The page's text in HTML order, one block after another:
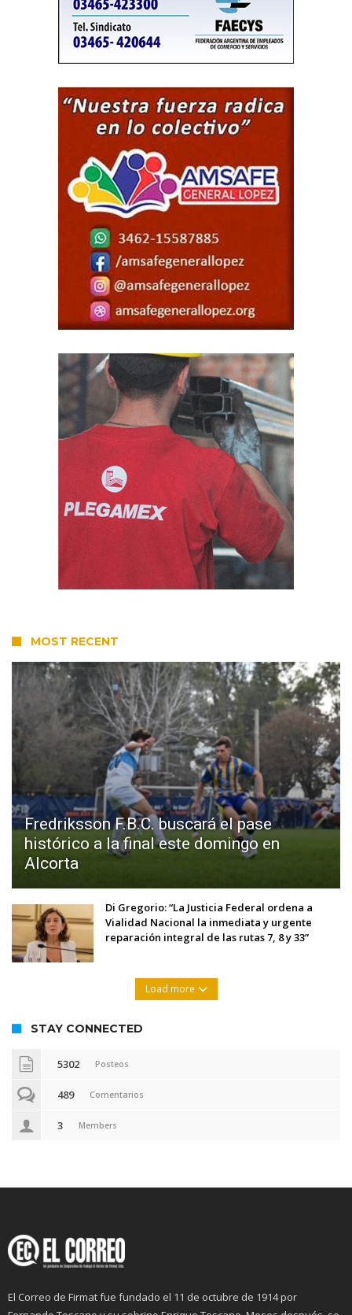
MOST RECENT
Fredriksson F.B.C. buscará el pase
histórico a la final este domingo en
Alcorta
Di Gregorio: “La Justicia Federal ordena a
Vialidad Nacional la inmediata y urgente
reparación integral de las rutas 7, 8 y 33”
Load more
STAY CONNECTED
5302 Posteos
489 Comentarios
3 Members
El Correo de Firmat fue fundado el 11 de octubre de 1914 por